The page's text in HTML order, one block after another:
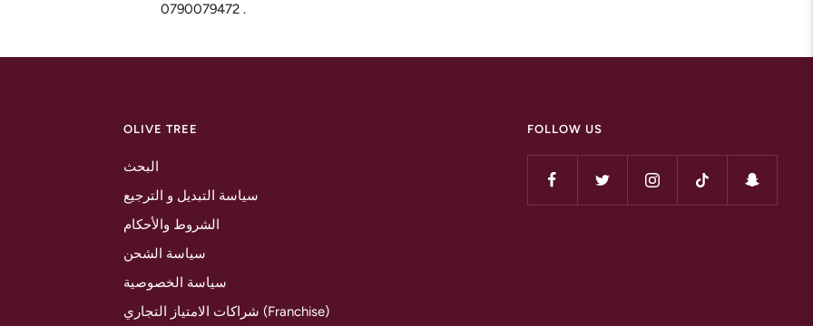
0790079472 .
OLIVE TREE
البحث
سياسة التبديل و الترجيع
الشروط والأحكام
سياسة الشحن
سياسة الخصوصية
شراكات الامتياز التجاري (Franchise)
FOLLOW US